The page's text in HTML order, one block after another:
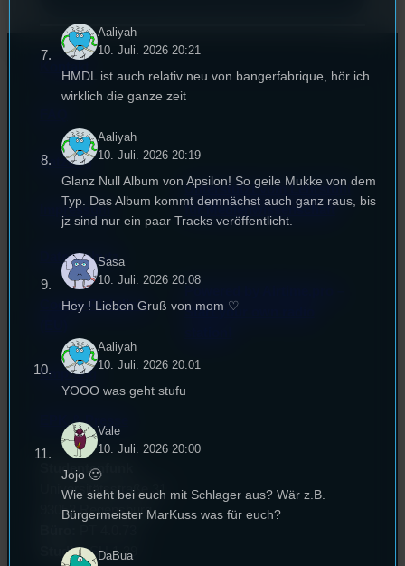
Satzung
Impressum
Datenschutz
Cookie-Richtlinie
Empfang
EPK & Presse
Unterstützt vom Lehrstuhl
für Medienwissenschaft
Start your own radio
Studentenfunk
Universitätsstraße 31
93053 Regensburg
Studio:SH 1.39
Aaliyah
10. Juli. 2026 20:21
HMDL ist auch relativ neu von bangerfabrique, hör ich
wirklich die ganze zeit
Aaliyah
10. Juli. 2026 20:19
Glanz Null Album von Apsilon! So geile Mukke von dem
Typ. Das Album kommt demnächst auch ganz raus, bis
jz sind nur ein paar Tracks veröffentlicht.
Sasa
10. Juli. 2026 20:08
Hey ! Lieben Gruß von mom ♡
Aaliyah
10. Juli. 2026 20:01
YOOO was geht stufu
Vale
10. Juli. 2026 20:00
Jojo 🙂
Wie sieht bei euch mit Schlager aus? Wär z.B.
Bürgermeister MarKuss was für euch?
DaBua